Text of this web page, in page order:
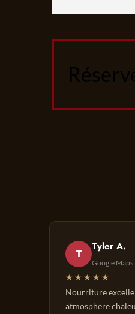
T
Tyler A.
Google Maps
★★★★★
Nourriture
atmosphere